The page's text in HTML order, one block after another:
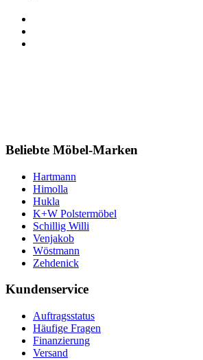
Beliebte Möbel-Marken
Hartmann
Himolla
Hukla
K+W Polstermöbel
Schillig Willi
Venjakob
Wöstmann
Zehdenick
Kundenservice
Auftragsstatus
Häufige Fragen
Finanzierung
Versand